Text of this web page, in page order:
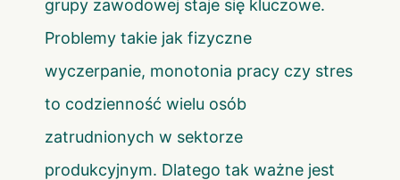
grupy zawodowej staje się kluczowe.
Problemy takie jak fizyczne
wyczerpanie, monotonia pracy czy stres
to codzienność wielu osób
zatrudnionych w sektorze
produkcyjnym. Dlatego tak ważne jest